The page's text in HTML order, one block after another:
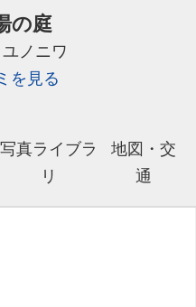
の庭
ノニワ
を見る
写真ライブラ
リ
地図・交
通